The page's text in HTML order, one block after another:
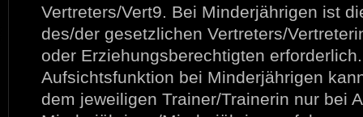
Vertreters/Vert9. Bei Minderjährigen ist
des/der gesetzlichen Vertreters/
oder Erziehungsberechtigten
Aufsichtsfunktion bei Minderjährigen
dem jeweiligen Trainer/Trainerin nur bei